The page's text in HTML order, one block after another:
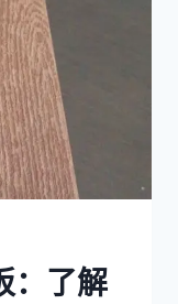
：了解